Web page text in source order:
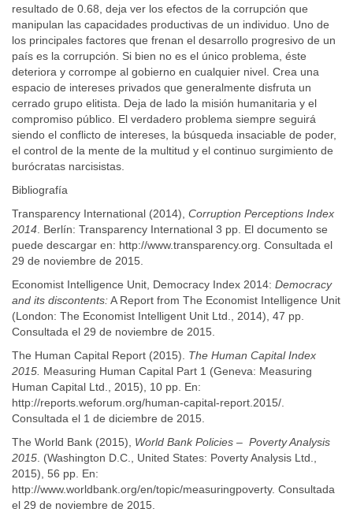
resultado de 0.68, deja ver los efectos de la corrupción que
manipulan las capacidades productivas de un individuo. Uno de
los principales factores que frenan el desarrollo progresivo de un
país es la corrupción. Si bien no es el único problema, éste
deteriora y corrompe al gobierno en cualquier nivel. Crea una
espacio de intereses privados que generalmente disfruta un
cerrado grupo elitista. Deja de lado la misión humanitaria y el
compromiso público. El verdadero problema siempre seguirá
siendo el conflicto de intereses, la búsqueda insaciable de poder,
el control de la mente de la multitud y el continuo surgimiento de
burócratas narcisistas.
Bibliografía
Transparency International (2014), Corruption Perceptions Index
2014 . Berlín: Transparency International 3 pp. El documento se
puede descargar en: http://www.transparency.org. Consultada el
29 de noviembre de 2015.
Economist Intelligence Unit, Democracy Index 2014: Democracy
and its discontents:A Report from The Economist Intelligence Unit
(London: The Economist Intelligent Unit Ltd., 2014), 47 pp.
Consultada el 29 de noviembre de 2015.
The Human Capital Report (2015). The Human Capital Index
2015. Measuring Human Capital Part 1 (Geneva: Measuring
Human Capital Ltd., 2015), 10 pp. En:
http://reports.weforum.org/human-capital-report.2015/.
Consultada el 1 de diciembre de 2015.
The World Bank (2015), World Bank Policies – Poverty Analysis
2015 . (Washington D.C., United States: Poverty Analysis Ltd.,
2015), 56 pp. En:
http://www.worldbank.org/en/topic/measuringpoverty. Consultada
el 29 de noviembre de 2015.